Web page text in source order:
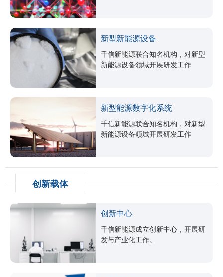
新型新能源设备
千信新能源联合知名机构，对新型
新能源设备领域开展研发工作
新型能源数字化系统
千信新能源联合知名机构，对新型
新能源设备领域开展研发工作
创新载体
创新中心
千信新能源成立创新中心，开展研
发与产业化工作。